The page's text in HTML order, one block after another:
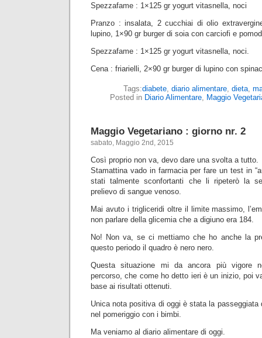
Spezzafame : 1×125 gr yogurt vitasnella, noci
Pranzo : insalata, 2 cucchiai di olio
lupino, 1×90 gr burger di soia con carciofi e
Spezzafame : 1×125 gr yogurt vitasnella, noci.
Cena : friarielli, 2×90 gr burger di lupino con
Tags:diabete, diario alimentare, dieta,
Posted in Diario Alimentare, Maggio
Maggio Vegetariano : giorno nr. 2
sabato, Maggio 2nd, 2015
Così proprio non va, devo dare una svolta a tutto.
Stamattina vado in farmacia per fare un test in
stati talmente sconfortanti che li ripeterò la
prelievo di sangue venoso.
Mai avuto i trigliceridi oltre il limite massimo,
non parlare della glicemia che a digiuno era 184.
No! Non va, se ci mettiamo che ho anche la
questo periodo il quadro è nero nero.
Questa situazione mi da ancora più vigore
percorso, che come ho detto ieri è un inizio, poi
base ai risultati ottenuti.
Unica nota positiva di oggi è stata la passeggiata
nel pomeriggio con i bimbi.
Ma veniamo al diario alimentare di oggi.